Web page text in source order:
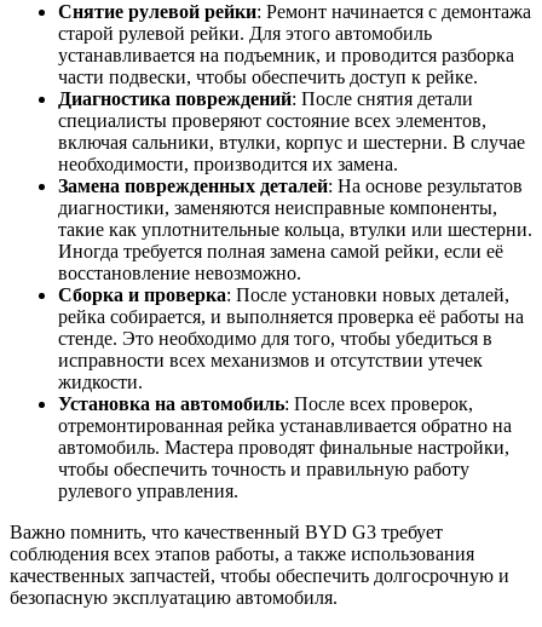
Снятие рулевой рейки: Ремонт начинается с демонтажа
старой рулевой рейки. Для этого автомобиль
устанавливается на подъемник, и проводится разборка
части подвески, чтобы обеспечить доступ к рейке.
Диагностика повреждений: После снятия детали
специалисты проверяют состояние всех элементов,
включая сальники, втулки, корпус и шестерни. В случае
необходимости, производится их замена.
Замена поврежденных деталей: На основе результатов
диагностики, заменяются неисправные компоненты,
такие как уплотнительные кольца, втулки или шестерни.
Иногда требуется полная замена самой рейки, если её
восстановление невозможно.
Сборка и проверка: После установки новых деталей,
рейка собирается, и выполняется проверка её работы на
стенде. Это необходимо для того, чтобы убедиться в
исправности всех механизмов и отсутствии утечек
жидкости.
Установка на автомобиль: После всех проверок,
отремонтированная рейка устанавливается обратно на
автомобиль. Мастера проводят финальные настройки,
чтобы обеспечить точность и правильную работу
рулевого управления.
Важно помнить, что качественный BYD G3 требует
соблюдения всех этапов работы, а также использования
качественных запчастей, чтобы обеспечить долгосрочную и
безопасную эксплуатацию автомобиля.